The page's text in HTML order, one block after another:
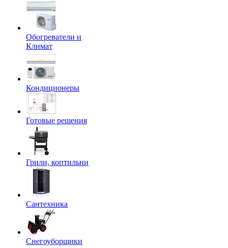
Обогреватели и
Климат
Кондиционеры
Готовые решения
Грили, коптильни
Сантехника
Снегоуборщики